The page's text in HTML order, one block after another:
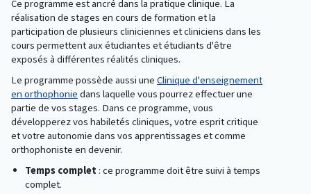
Ce programme est ancré dans la pratique clinique. La
réalisation de stages en cours de formation et la
participation de plusieurs cliniciennes et cliniciens dans les
cours permettent aux étudiantes et étudiants d'être
exposés à différentes réalités cliniques.
Le programme possède aussi une Clinique d'enseignement
en orthophonie dans laquelle vous pourrez effectuer une
partie de vos stages. Dans ce programme, vous
développerez vos habiletés cliniques, votre esprit critique
et votre autonomie dans vos apprentissages et comme
orthophoniste en devenir.
Temps complet : ce programme doit être suivi à temps
complet.